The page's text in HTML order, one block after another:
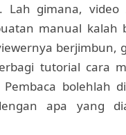
Lah gimana,
manual kalah
berjimbun,
tutorial cara
bolehlah
apa yang